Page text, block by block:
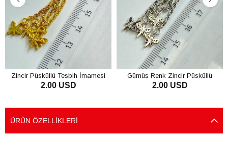
Zincir Püsküllü Tesbih İmamesi
2.00 USD
Gümüş Renk Zincir Püsküllü
Tesbih İmamesi
2.00 USD
ÜRÜN ÖZELLIKLERI